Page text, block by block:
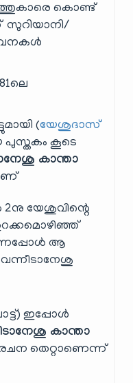
കൊണ്ട്
സുറിയാനി/
(യേശുദാസ്
പുസ്തകം കൂടെ
കാന്താ
യേശുവിന്റെ
ആ
ഇപ്പോൾ
കാന്താ
രചന തെറ്റാണെന്ന്